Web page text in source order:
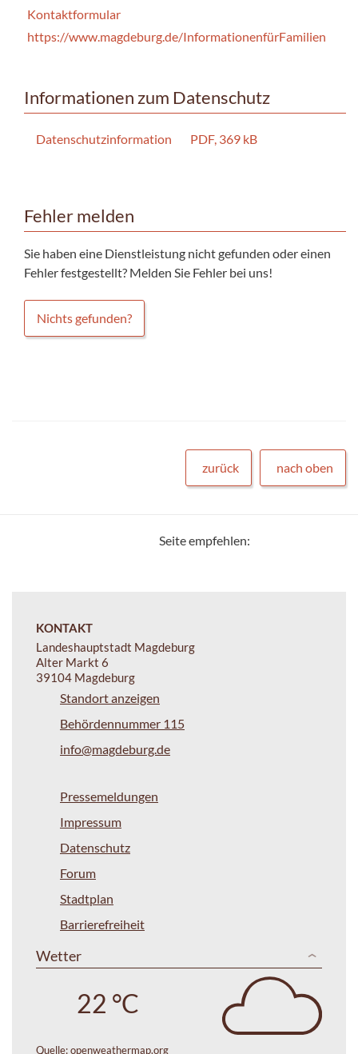
Kontaktformular
https://www.magdeburg.de/InformationenfürFamilien
Informationen zum Datenschutz
Datenschutzinformation PDF, 369 kB
Fehler melden
Sie haben eine Dienstleistung nicht gefunden oder einen
Fehler festgestellt? Melden Sie Fehler bei uns!
Nichts gefunden?
zurück nach oben
Seite empfehlen:
KONTAKT
Landeshauptstadt Magdeburg
Alter Markt 6
39104 Magdeburg
Standort anzeigen
Behördennummer 115
info@magdeburg.de
Pressemeldungen
Impressum
Datenschutz
Forum
Stadtplan
Barrierefreiheit
Wetter
22 °C
Quelle:openweathermap.org